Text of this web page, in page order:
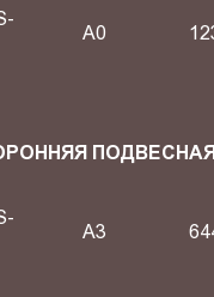
А0
ПОДВЕСНАЯ
A3